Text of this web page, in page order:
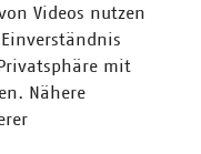
Videos nutzen
mit
Nähere